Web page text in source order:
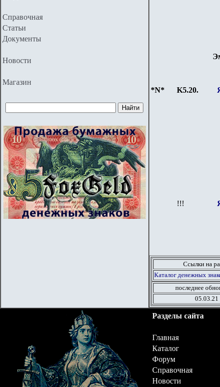
Справочная
Статьи
Документы
Новости
Магазин
*N* K5.20.
!!!
Ссылки на
Каталог денежных
последнее
05.03.21
Разделы сайта
Главная
Каталог
Форум
Справочная
Новости